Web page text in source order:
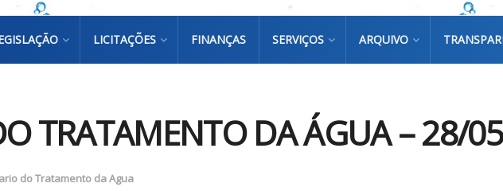
LICITAÇÕES FINANÇAS SERVIÇOS ARQUIVO
TRATAMENTO DA ÁGUA – 28/
do Tratamento da Agua